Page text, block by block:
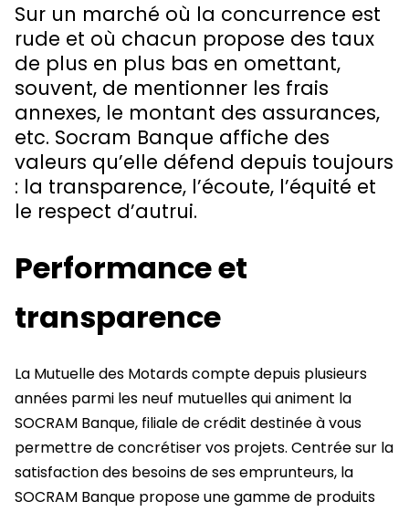
Sur un marché où la concurrence est
rude et où chacun propose des taux
de plus en plus bas en omettant,
souvent, de mentionner les frais
annexes, le montant des assurances,
etc. Socram Banque affiche des
valeurs qu’elle défend depuis toujours
: la transparence, l’écoute, l’équité et
le respect d’autrui.
Performance et
transparence
La Mutuelle des Motards compte depuis plusieurs
années parmi les neuf mutuelles qui animent la
SOCRAM Banque, filiale de crédit destinée à vous
permettre de concrétiser vos projets. Centrée sur la
satisfaction des besoins de ses emprunteurs, la
SOCRAM Banque propose une gamme de produits